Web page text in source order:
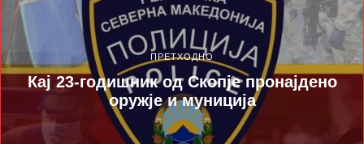
ПРЕТХОДНО
Кај 23-годишник од Скопје пронајдено
оружје и муниција